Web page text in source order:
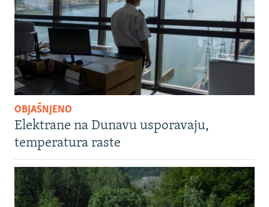
OBJAŠNJENO
Elektrane na Dunavu usporavaju,
temperatura raste